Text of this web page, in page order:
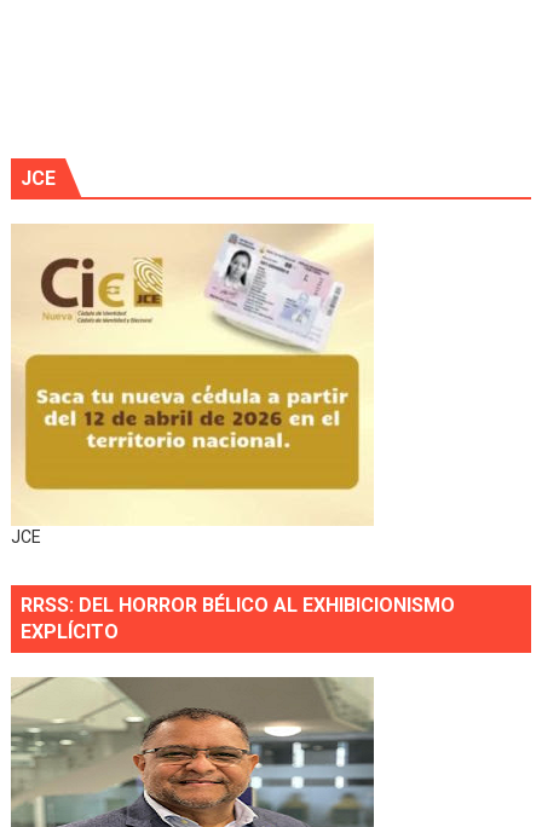
JCE
JCE
RRSS: DEL HORROR BÉLICO AL EXHIBICIONISMO
EXPLÍCITO